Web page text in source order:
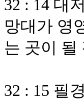
32 : 14 대
망대가 영
는 곳이 될
32 : 15 필